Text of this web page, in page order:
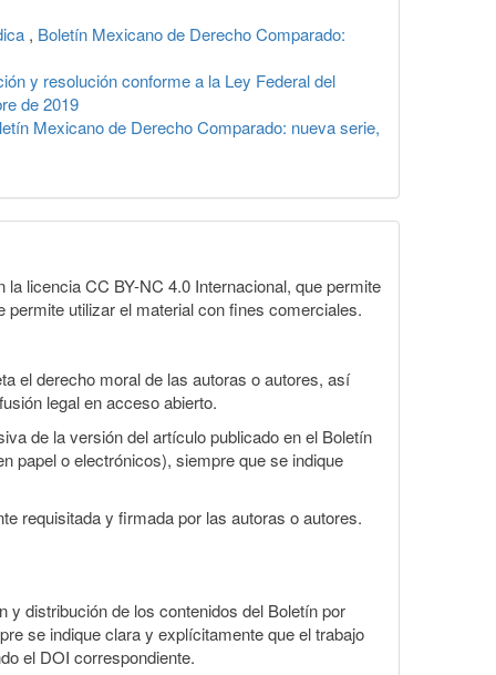
, Boletín Mexicano de Derecho Comparado:
y resolución conforme a la Ley Federal del
de 2019
Mexicano de Derecho Comparado: nueva serie,
licencia CC BY-NC 4.0 Internacional, que permite
utilizar el material con fines comerciales.
el derecho moral de las autoras o autores, así
legal en acceso abierto.
de la versión del artículo publicado en el Boletín
papel o electrónicos), siempre que se indique
requisitada y firmada por las autoras o autores.
y distribución de los contenidos del Boletín por
se indique clara y explícitamente que el trabajo
el DOI correspondiente.